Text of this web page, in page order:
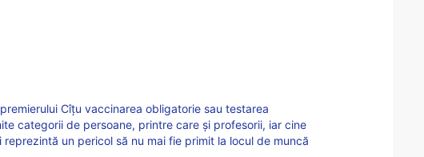
Cîțu vaccinarea obligatorie sau testarea
categorii de persoane, printre care și profesorii, iar cine
reprezintă un pericol să nu mai fie primit la locul de muncă